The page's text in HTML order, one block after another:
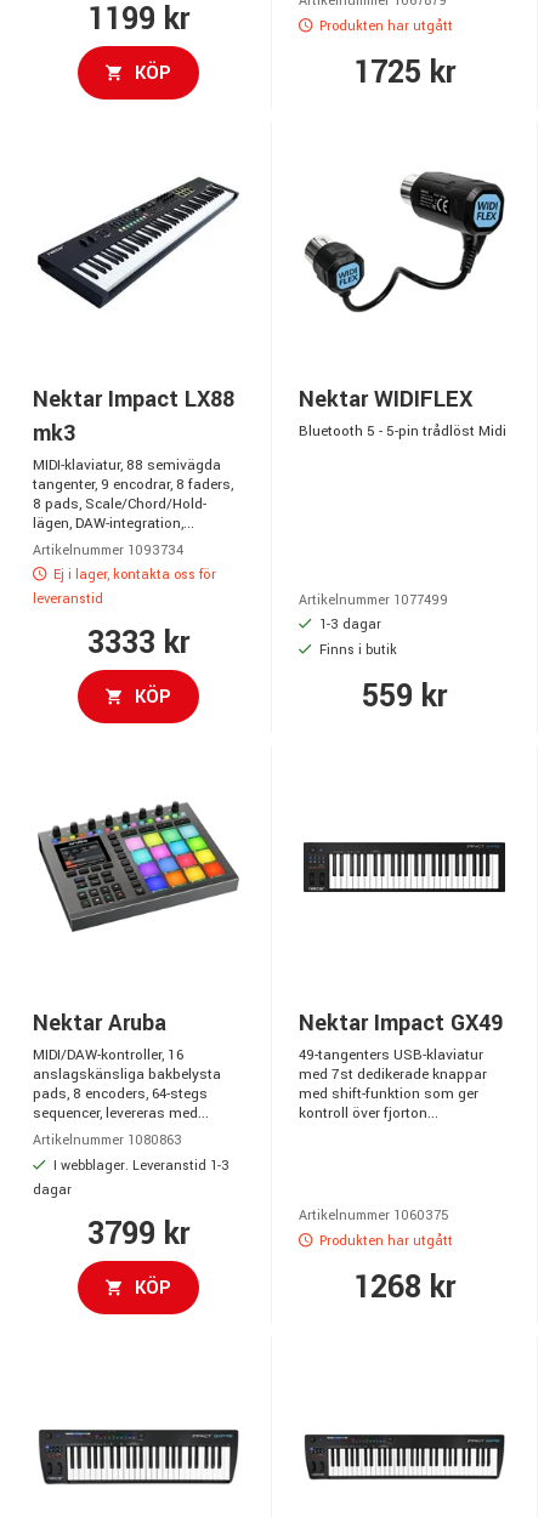
1199 kr
KÖP
Produkten har utgått
1725 kr
Nektar Impact LX88
mk3
MIDI-klaviatur, 88 semivägda
tangenter, 9 encodrar, 8 faders,
8 pads, Scale/Chord/Hold-
lägen, DAW-integration,...
Artikelnummer 1093734
Ej i lager, kontakta oss för
leveranstid
3333 kr
KÖP
Nektar WIDIFLEX
Bluetooth 5 - 5-pin trådlöst Midi
Artikelnummer 1077499
1-3 dagar
Finns i butik
559 kr
Nektar Aruba
MIDI/DAW-kontroller, 16
anslagskänsliga bakbelysta
pads, 8 encoders, 64-stegs
sequencer, levereras med...
Artikelnummer 1080863
I webblager. Leveranstid 1-3
dagar
3799 kr
KÖP
Nektar Impact GX49
49-tangenters USB-klaviatur
med 7st dedikerade knappar
med shift-funktion som ger
kontroll över fjorton...
Artikelnummer 1060375
Produkten har utgått
1268 kr